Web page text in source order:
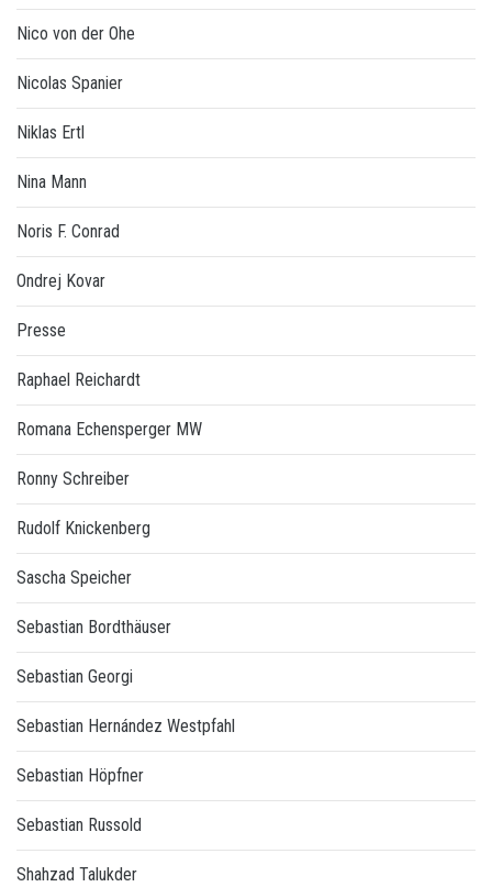
Nico von der Ohe
Nicolas Spanier
Niklas Ertl
Nina Mann
Noris F. Conrad
Ondrej Kovar
Presse
Raphael Reichardt
Romana Echensperger MW
Ronny Schreiber
Rudolf Knickenberg
Sascha Speicher
Sebastian Bordthäuser
Sebastian Georgi
Sebastian Hernández Westpfahl
Sebastian Höpfner
Sebastian Russold
Shahzad Talukder